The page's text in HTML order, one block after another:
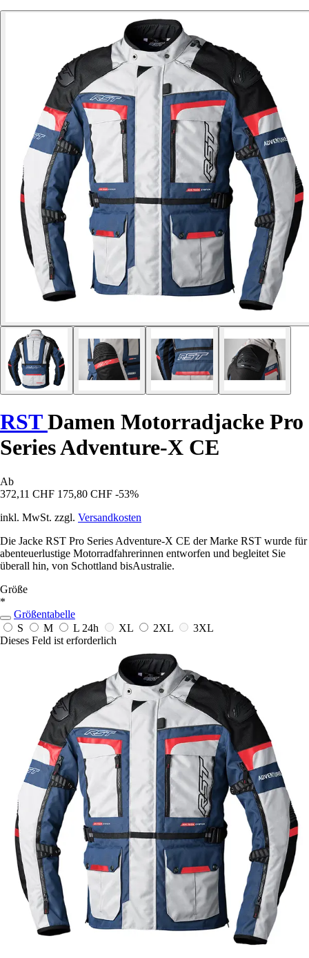
RSTDamen Motorradjacke Pro
Series Adventure-X CE
Ab
372,11 CHF 175,80 CHF -53%
inkl. MwSt. zzgl. Versandkosten
Die Jacke RST Pro Series Adventure-X CE der Marke RST wurde für
abenteuerlustige Motorradfahrerinnen entworfen und begleitet Sie
überall hin, von Schottland bisAustralie.
Größe
*
Größentabelle
S
M L 24h XL 2XL
3XL
Dieses Feld ist erforderlich